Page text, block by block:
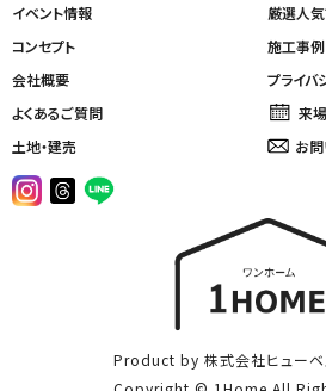
イベント情報
コンセプト
会社概要
厳選人気
施工事
プライバ
よくあるご質問
土地・建売
来
お
Product by 株式会社ヒューベ